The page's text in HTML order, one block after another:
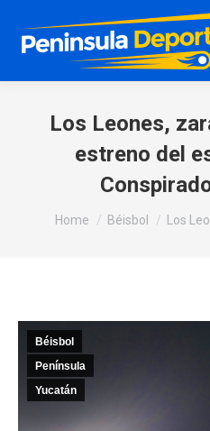
Los Leones,
estreno del
You are here:
Home Béisbol Los
Béisbol
Península
Yucatán